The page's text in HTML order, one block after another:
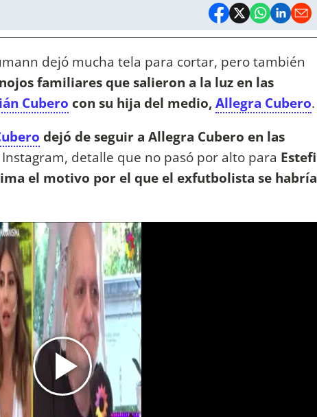
dejó mucha tela para cortar, pero también
familiares que salieron a la luz en las
Cubero con su hija del medio,Allegra Cubero.
dejó de seguir a Allegra Cubero en las
detalle que no pasó por alto para Estefi
el motivo por el que el exfutbolista se habría